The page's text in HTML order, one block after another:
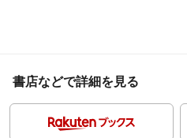
書店などで詳細を見る